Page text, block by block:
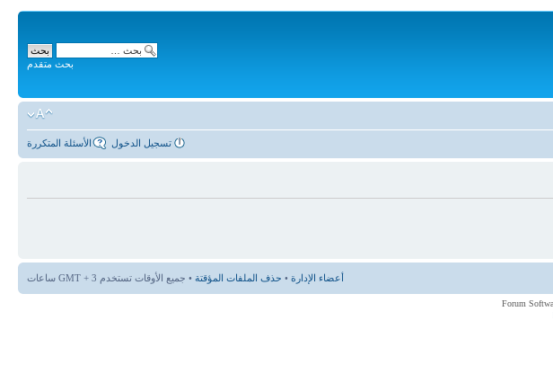
بحث متقدم
الأسئلة المتكررة تسجيل الدخول
أعضاء الإدارة • حذف الملفات المؤقتة • جميع الأوقات تستخدم GMT + 3 ساعات